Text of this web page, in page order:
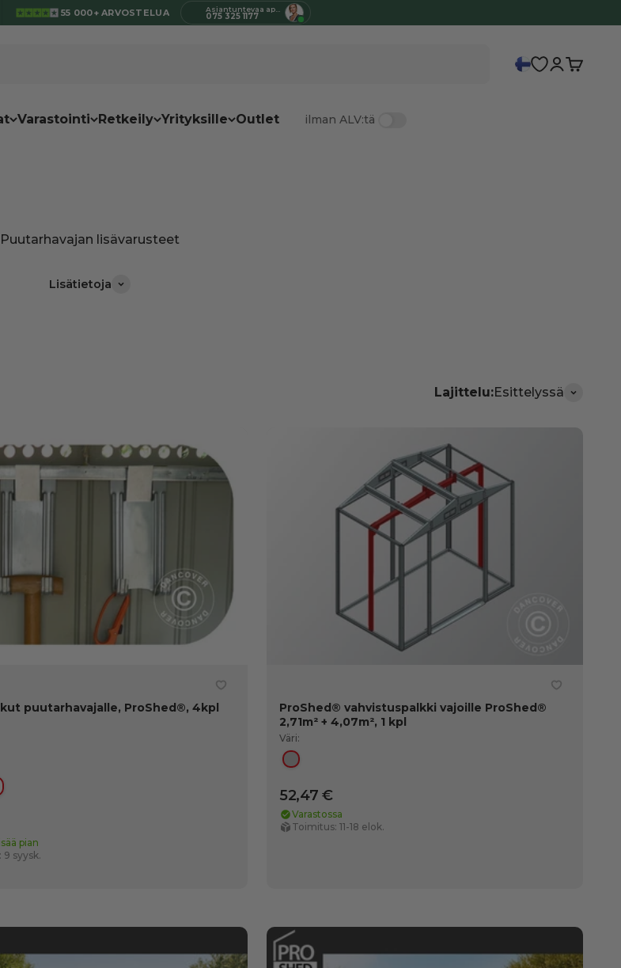
55 000+ ARVOSTELUA Asiantuntevaa apua
075 325 1177
Varastointi Retkeily Yrityksille Outlet ilman ALV:tä
Kirjaudu
Lisätietoja
Lajittelu:Esittelyssä
puutarhavajalle, ProShed®, 4kpl
pian
9 syysk.
ProShed® vahvistuspalkki vajoille ProShed®
2,71m² + 4,07m², 1 kpl
Väri:
Hopea
52,47 €
Varastossa
Toimitus: 11-18 elok.